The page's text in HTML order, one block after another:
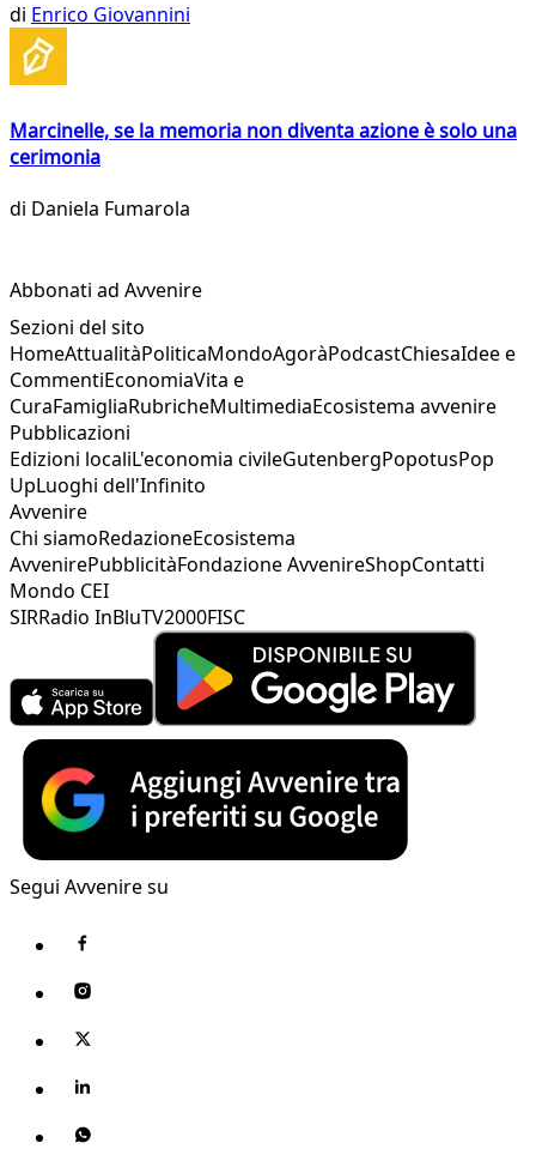
di Enrico Giovannini
Marcinelle, se la memoria non diventa azione è solo una
cerimonia
di Daniela Fumarola
Abbonati ad Avvenire
Sezioni del sito
HomeAttualitàPoliticaMondoAgoràPodcastChiesaIdee e
CommentiEconomiaVita e
CuraFamigliaRubricheMultimediaEcosistema avvenire
Pubblicazioni
Edizioni localiL'economia civileGutenbergPopotusPop
UpLuoghi dell'Infinito
Avvenire
Chi siamoRedazioneEcosistema
AvvenirePubblicitàFondazione AvvenireShopContatti
Mondo CEI
SIRRadio InBluTV2000FISC
Segui Avvenire su